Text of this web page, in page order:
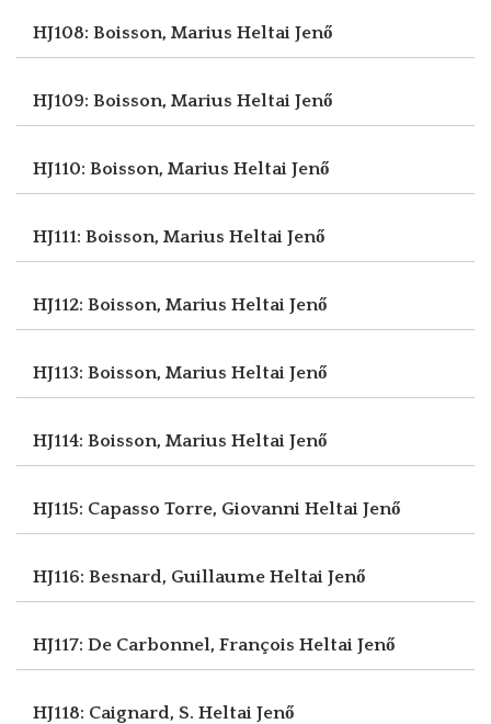
HJ108: Boisson, Marius Heltai Jenő
HJ109: Boisson, Marius Heltai Jenő
HJ110: Boisson, Marius Heltai Jenő
HJ111: Boisson, Marius Heltai Jenő
HJ112: Boisson, Marius Heltai Jenő
HJ113: Boisson, Marius Heltai Jenő
HJ114: Boisson, Marius Heltai Jenő
HJ115: Capasso Torre, Giovanni Heltai Jenő
HJ116: Besnard, Guillaume Heltai Jenő
HJ117: De Carbonnel, François Heltai Jenő
HJ118: Caignard, S. Heltai Jenő